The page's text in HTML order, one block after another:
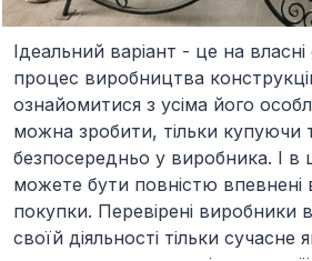
Ідеальний варіант - це на
процес виробництва
ознайомитися з усіма його
можна зробити, тільки купуючи
безпосередньо у виробника. І
можете бути повністю впевнені
покупки. Перевірені виробники
своїй діяльності тільки сучасне